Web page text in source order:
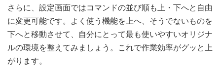
さらに、設定画面ではコマンドの並び順も上・下へと自由
に変更可能です。よく使う機能を上へ、そうでないものを
下へと移動させて、自分にとって最も使いやすいオリジナ
ルの環境を整えてみましょう。これで作業効率がグッと上
がります。